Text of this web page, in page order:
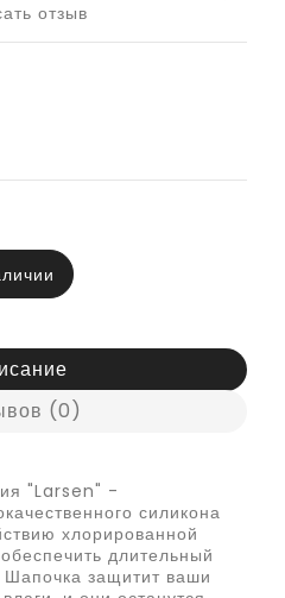
отзыв
(0)
"Larsen" -
силикона
хлорированной
длительный
Шапочка защитит ваши